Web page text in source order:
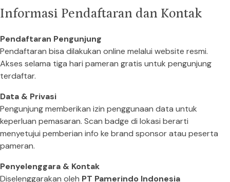
Informasi Pendaftaran dan Kontak
Pendaftaran Pengunjung
Pendaftaran bisa dilakukan online melalui website resmi.
Akses selama tiga hari pameran gratis untuk pengunjung
terdaftar.
Data & Privasi
Pengunjung memberikan izin penggunaan data untuk
keperluan pemasaran. Scan badge di lokasi berarti
menyetujui pemberian info ke brand sponsor atau peserta
pameran.
Penyelenggara & Kontak
Diselenggarakan oleh PT Pamerindo Indonesia